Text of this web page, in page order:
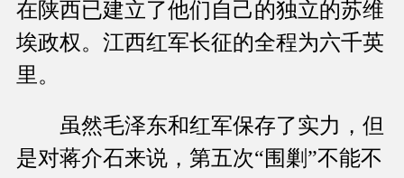
在陕西已建立了他们自己的独立的苏维
埃政权。江西红军长征的全程为六千英
里。
虽然毛泽东和红军保存了实力，但
是对蒋介石来说，第五次“围剿”不能不